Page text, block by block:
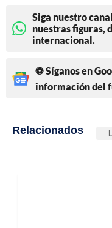
Siga nuestro
nuestras figuras,
internacional.
⚽ Síganos en
información del
Relacionados